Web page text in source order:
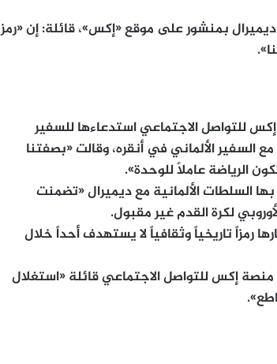
بمنشور على موقع «إكس»، قائلة: إن «رمز
للتواصل الاجتماعي استدعاءها للسفير
مع السفير الألماني في أنقره، وقالت «بصفتنا
بها السلطات الألمانية مع ديميرال «تضمنت
لكرة القدم غير مقبول.
رمزاً تاريخياً وثقافياً لا يستهدف أحداً خلال
منصة إكس للتواصل الاجتماعي قائلة «استغلال